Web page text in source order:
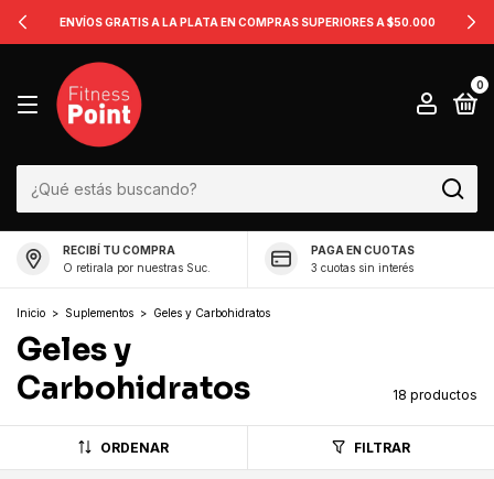
ENVÍOS GRATIS A LA PLATA EN COMPRAS SUPERIORES A $50.000
0
RECIBÍ TU COMPRA
O retirala por nuestras Suc.
PAGA EN CUOTAS
3 cuotas sin interés
Inicio > Suplementos > Geles y Carbohidratos
Geles y
Carbohidratos
18 productos
ORDENAR FILTRAR